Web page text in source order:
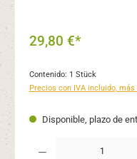
29,80 €*
Contenido: 1 Stück
Precios con IVA incluido,
Disponible, plazo de
Cantidad del producto: